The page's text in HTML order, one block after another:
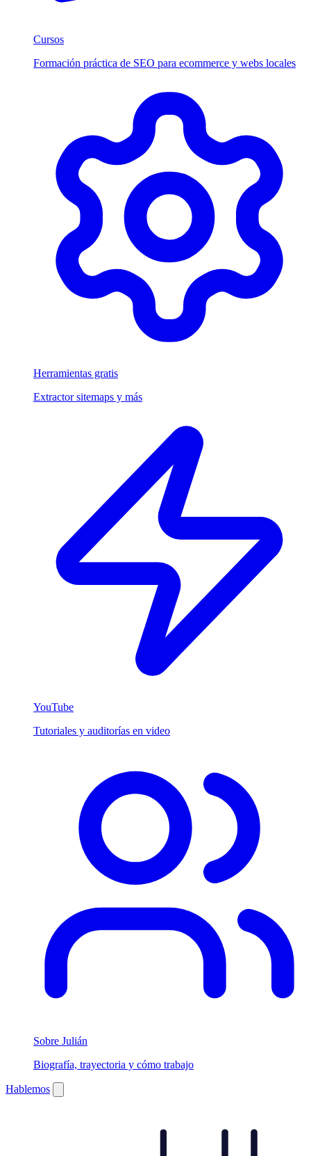
Cursos
Formación práctica de SEO para ecommerce y webs locales
Herramientas gratis
Extractor sitemaps y más
YouTube
Tutoriales y auditorías en video
Sobre Julián
Biografía, trayectoria y cómo trabajo
Hablemos